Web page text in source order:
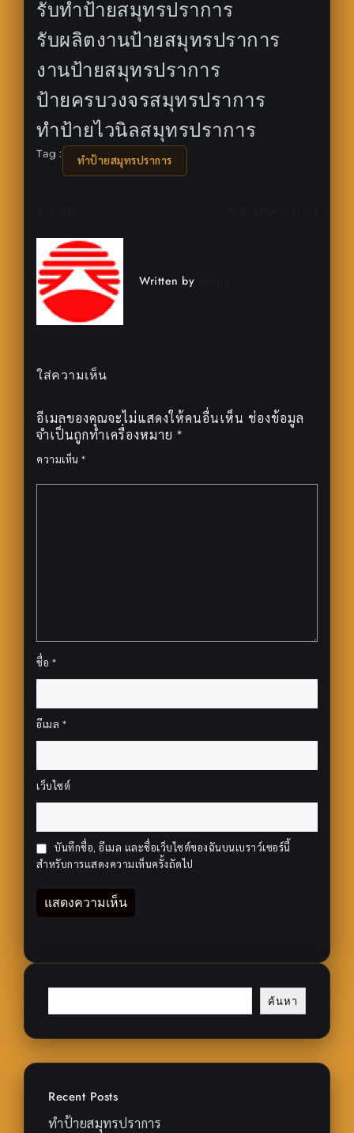
รับทำป้ายสมุทรปราการ
รับผลิตงานป้ายสมุทรปราการ
งานป้ายสมุทรปราการ
ป้ายครบวงจรสมุทรปราการ
ทำป้ายไวนิลสมุทรปราการ
Tag :
ทำป้ายสมุทรปราการ
Written by
ใส่ความเห็น
อีเมลของคุณจะไม่แสดงให้คนอื่นเห็น ช่องข้อมูล
จำเป็นถูกทำเครื่องหมาย *
ความเห็น *
ชื่อ *
อีเมล *
เว็บไซต์
บันทึกชื่อ, อีเมล และชื่อเว็บไซต์ของฉันบนเบราว์เซอร์นี้
สำหรับการแสดงความเห็นครั้งถัดไป
ค้นหา
Recent Posts
ทำป้ายสมุทรปราการ